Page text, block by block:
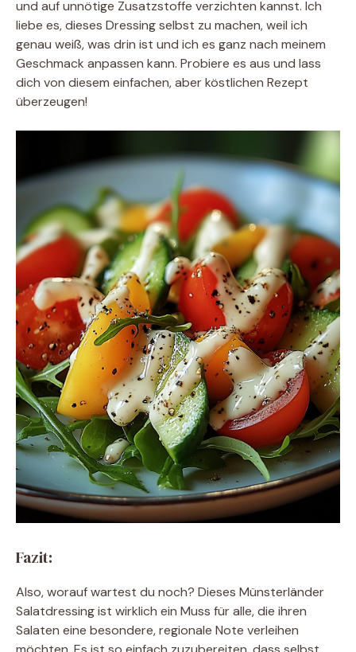
und auf unnötige Zusatzstoffe verzichten kannst. Ich
liebe es, dieses Dressing selbst zu machen, weil ich
genau weiß, was drin ist und ich es ganz nach meinem
Geschmack anpassen kann. Probiere es aus und lass
dich von diesem einfachen, aber köstlichen Rezept
überzeugen!
Fazit:
Also, worauf wartest du noch? Dieses Münsterländer
Salatdressing ist wirklich ein Muss für alle, die ihren
Salaten eine besondere, regionale Note verleihen